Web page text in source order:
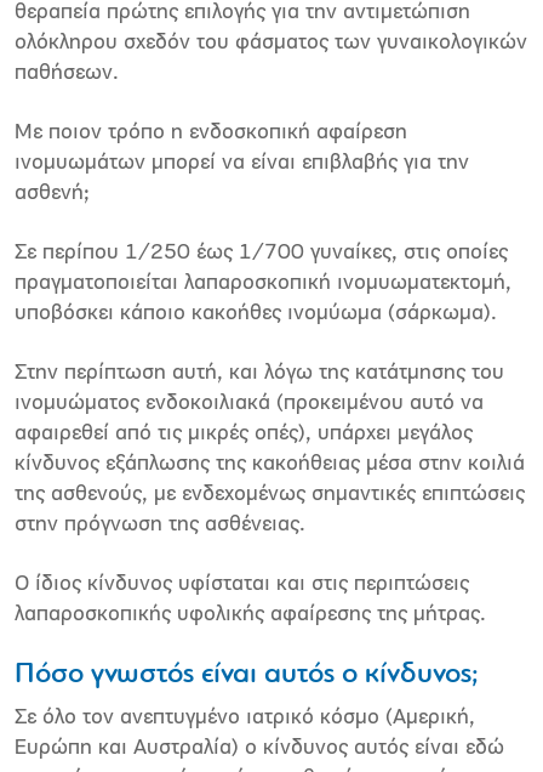
θεραπεία πρώτης επιλογής για την αντιμετώπιση
ολόκληρου σχεδόν του φάσματος των γυναικολογικών
παθήσεων.
Με ποιον τρόπο η ενδοσκοπική αφαίρεση
ινομυωμάτων μπορεί να είναι επιβλαβής για την
ασθενή;
Σε περίπου 1/250 έως 1/700 γυναίκες, στις οποίες
πραγματοποιείται λαπαροσκοπική ινομυωματεκτομή,
υποβόσκει κάποιο κακοήθες ινομύωμα (σάρκωμα).
Στην περίπτωση αυτή, και λόγω της κατάτμησης του
ινομυώματος ενδοκοιλιακά (προκειμένου αυτό να
αφαιρεθεί από τις μικρές οπές), υπάρχει μεγάλος
κίνδυνος εξάπλωσης της κακοήθειας μέσα στην κοιλιά
της ασθενούς, με ενδεχομένως σημαντικές επιπτώσεις
στην πρόγνωση της ασθένειας.
Ο ίδιος κίνδυνος υφίσταται και στις περιπτώσεις
λαπαροσκοπικής υφολικής αφαίρεσης της μήτρας.
Πόσο γνωστός είναι αυτός ο κίνδυνος;
Σε όλο τον ανεπτυγμένο ιατρικό κόσμο (Αμερική,
Ευρώπη και Αυστραλία) ο κίνδυνος αυτός είναι εδώ